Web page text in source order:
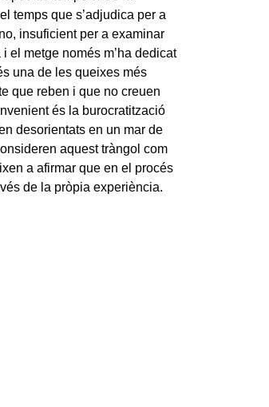
temps que s’adjudica per a
insuficient per a examinar
el metge només m’ha dedicat
una de les queixes més
que reben i que no creuen
és la burocratització
desorientats en un mar de
aquest tràngol com
a afirmar que en el procés
de la pròpia experiència.